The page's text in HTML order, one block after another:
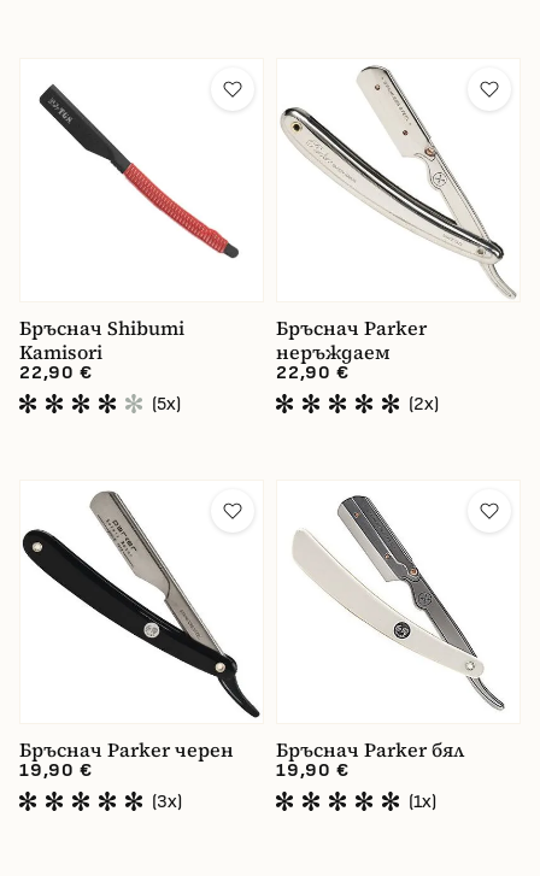
Бръснач Shibumi
Kamisori
22,90 €
(5x)
Бръснач Parker
неръждаем
22,90 €
(2x)
Бръснач Parker черен
19,90 €
(3x)
Бръснач Parker бял
19,90 €
(1x)